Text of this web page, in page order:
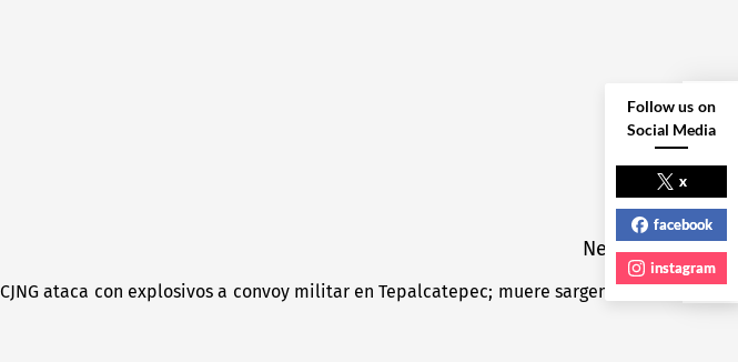
Next
CJNG ataca con explosivos a convoy militar en Tepalcatepec; muere sargento
NEXT POST
Follow us on
Social Media
x
facebook
instagram